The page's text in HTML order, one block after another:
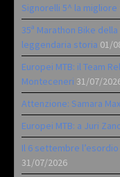
Signorelli 5^ la migliore
35ª Marathon Bike
leggendaria storia 01/
Europei MTB: il Team
Monteceneri 31/07/
Attenzione: Samara
Europei MTB: a Juri
Il 6 settembre
31/07/2026